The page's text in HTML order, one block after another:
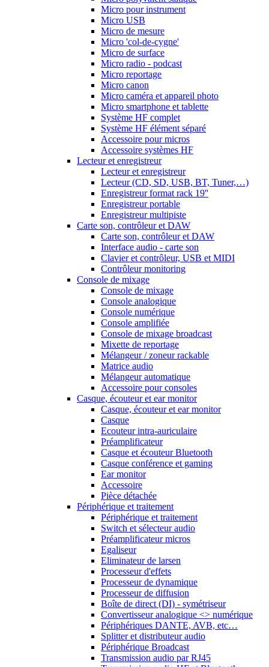
Micro pour instrument
Micro USB
Micro de mesure
Micro 'col-de-cygne'
Micro de surface
Micro radio - podcast
Micro reportage
Micro canon
Micro caméra et appareil photo
Micro smartphone et tablette
Système HF complet
Système HF élément séparé
Accessoire pour micros
Accessoire systèmes HF
Lecteur et enregistreur
Lecteur et enregistreur
Lecteur (CD, SD, USB, BT, Tuner,…)
Enregistreur format rack 19''
Enregistreur portable
Enregistreur multipiste
Carte son, contrôleur et DAW
Carte son, contrôleur et DAW
Interface audio - carte son
Clavier et contrôleur, USB et MIDI
Contrôleur monitoring
Console de mixage
Console de mixage
Console analogique
Console numérique
Console amplifiée
Console de mixage broadcast
Mixette de reportage
Mélangeur / zoneur rackable
Matrice audio
Mélangeur automatique
Accessoire pour consoles
Casque, écouteur et ear monitor
Casque, écouteur et ear monitor
Casque
Ecouteur intra-auriculaire
Préamplificateur
Casque et écouteur Bluetooth
Casque conférence et gaming
Ear monitor
Accessoire
Pièce détachée
Périphérique et traitement
Périphérique et traitement
Switch et sélecteur audio
Préamplificateur micros
Egaliseur
Eliminateur de larsen
Processeur d'effets
Processeur de dynamique
Processeur de diffusion
Boîte de direct (DI) - symétriseur
Convertisseur analogique <> numérique
Périphériques DANTE, AVB, etc…
Splitter et distributeur audio
Périphérique Broadcast
Transmission audio par RJ45